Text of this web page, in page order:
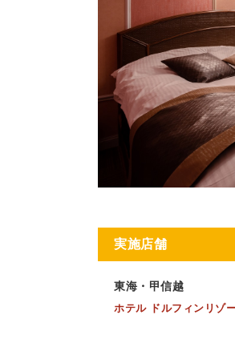
実施店舗
東海・甲信越
ホテル ドルフィンリゾ